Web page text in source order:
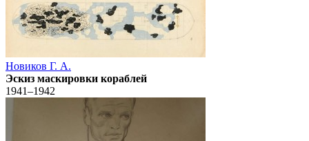
Новиков Г. А.
Эскиз маскировки кораблей
1941–1942